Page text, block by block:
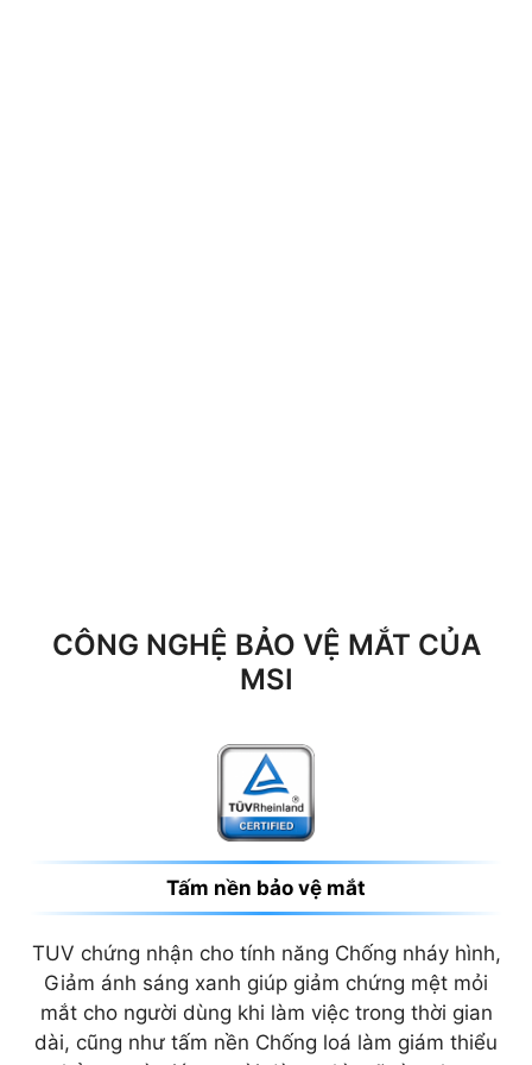
CÔNG NGHỆ BẢO VỆ MẮT CỦA
MSI
Tấm nền bảo vệ mắt
TUV chứng nhận cho tính năng Chống nháy hình,
Giảm ánh sáng xanh giúp giảm chứng mệt mỏi
mắt cho người dùng khi làm việc trong thời gian
dài, cũng như tấm nền Chống loá làm giám thiểu